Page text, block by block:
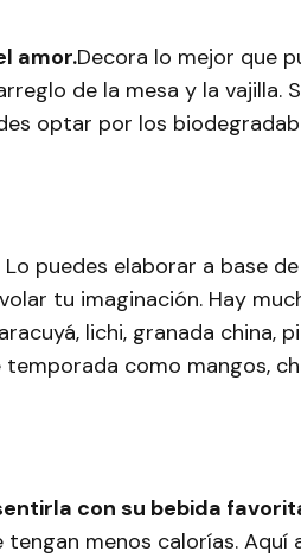
amor.Decora lo mejor que
de la mesa y la vajilla.
optar por los
Lo puedes elaborar a base
tu imaginación. Hay
lichi, granada china,
como mangos,
con su bebida
menos calorías. Aquí